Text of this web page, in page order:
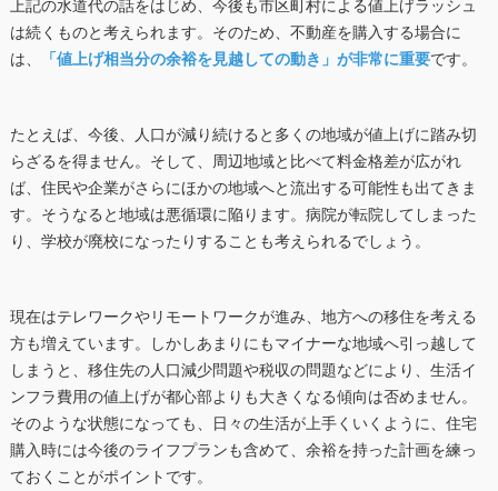
上記の水道代の話をはじめ、今後も市区町村による値上げラッシュ
は続くものと考えられます。そのため、不動産を購入する場合に
は、
「値上げ相当分の余裕を見越しての動き」が非常に重要です。
たとえば、今後、人口が減り続けると多くの地域が値上げに踏み切
らざるを得ません。そして、周辺地域と比べて料金格差が広がれ
ば、住民や企業がさらにほかの地域へと流出する可能性も出てきま
す。そうなると地域は悪循環に陥ります。病院が転院してしまった
り、学校が廃校になったりすることも考えられるでしょう。
現在はテレワークやリモートワークが進み、地方への移住を考える
方も増えています。しかしあまりにもマイナーな地域へ引っ越して
しまうと、移住先の人口減少問題や税収の問題などにより、生活イ
ンフラ費用の値上げが都心部よりも大きくなる傾向は否めません。
そのような状態になっても、日々の生活が上手くいくように、住宅
購入時には今後のライフプランも含めて、余裕を持った計画を練っ
ておくことがポイントです。